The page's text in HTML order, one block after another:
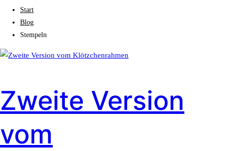
Start
Blog
Stempeln
Zweite Version
vom